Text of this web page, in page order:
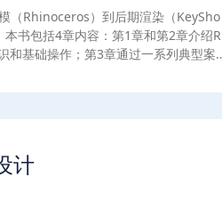
（Rhinoceros）到后期渲染（KeySho
书包括4章内容：第1章和第2章介绍R
和基础操作；第3章通过一系列典型案
计